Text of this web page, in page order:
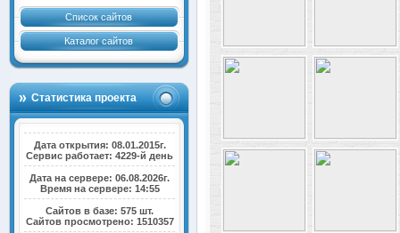
Список сайтов
Каталог сайтов
Статистика проекта
Дата открытия: 08.01.2015г.
Сервис работает: 4229-й день
Дата на сервере: 06.08.2026г.
Время на сервере: 14:55
Сайтов в базе: 575 шт.
Сайтов просмотрено: 1510357